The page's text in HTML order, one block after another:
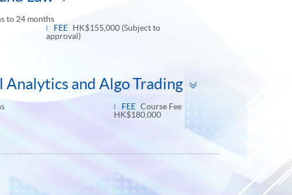
to 24 months
FEE HK$155,000 (Subject to
approval)
and Algo Trading
panel
FEE Course Fee
HK$180,000